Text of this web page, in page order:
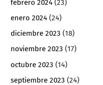
febrero 2024 (23)
enero 2024 (24)
diciembre 2023 (18)
noviembre 2023 (17)
octubre 2023 (14)
septiembre 2023 (24)